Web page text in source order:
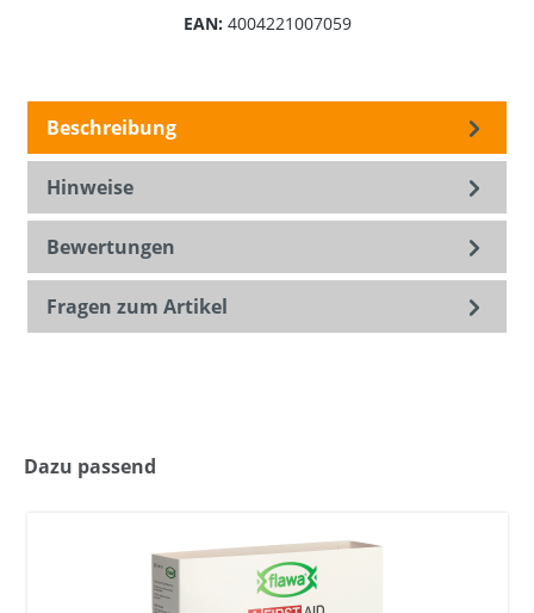
EAN: 4004221007059
Beschreibung
Hinweise
Bewertungen
Fragen zum Artikel
Dazu passend